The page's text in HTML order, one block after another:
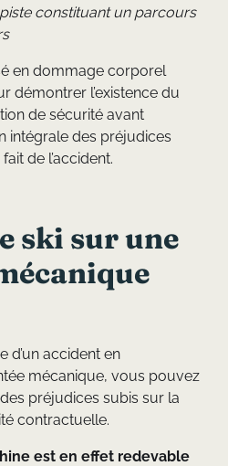
constituant un parcours
en dommage corporel
démontrer l’existence du
de sécurité avant
intégrale des préjudices
de l’accident.
ski sur une
d’un accident en
mécanique, vous pouvez
préjudices subis sur la
contractuelle.
est en effet redevable